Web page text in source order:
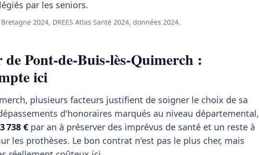
par les seniors.
Bretagne 2024, DREES Atlas Santé 2024, données 2024.
Pont-de-Buis-lès-Quimerch :
ici
plusieurs facteurs justifient de soigner le choix de sa
d'honoraires marqués au niveau départemental,
738 € par an à préserver des imprévus de santé et un reste à
les prothèses. Le bon contrat n'est pas le plus cher, mais